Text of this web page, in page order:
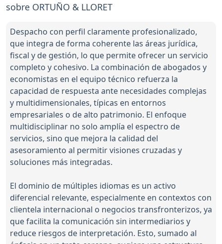
sobre ORTUÑO & LLORET
Despacho con perfil claramente profesionalizado,
que integra de forma coherente las áreas jurídica,
fiscal y de gestión, lo que permite ofrecer un servicio
completo y cohesivo. La combinación de abogados y
economistas en el equipo técnico refuerza la
capacidad de respuesta ante necesidades complejas
y multidimensionales, típicas en entornos
empresariales o de alto patrimonio. El enfoque
multidisciplinar no solo amplía el espectro de
servicios, sino que mejora la calidad del
asesoramiento al permitir visiones cruzadas y
soluciones más integradas.
El dominio de múltiples idiomas es un activo
diferencial relevante, especialmente en contextos con
clientela internacional o negocios transfronterizos, ya
que facilita la comunicación sin intermediarios y
reduce riesgos de interpretación. Esto, sumado al